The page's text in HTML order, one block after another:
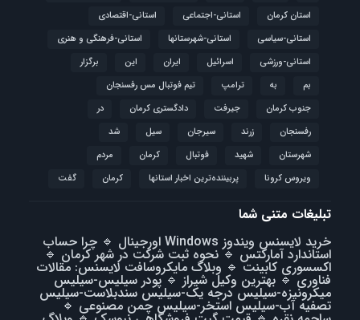
استان کرمان
استانی-اجتماعی
استانی-اقتصادی
استانی-سیاسی
استانی-شهرستانها
استانی-فرهنگی و هنری
استانی-ورزشی
اسرائیل ایران این
برگزار
بم
به ترامپ
تیم فوتبال مس رفسنجان
جنوب کرمان
جیرفت دادگستری کرمان
در
رفسنجان
زرند سیرجان سیل
شد
شهرستان
شهید فوتبال كرمان
مردم
ویروس کرونا
پربیننده‌ترین اخبار استانها کرمان گفت
تبلیغات متنی شما
خرید لایسنس ویندوز Windows اورجینال
🔹 چرا حساب
استاندارد آمارکتس 🔹نحوه ثبت شرکت در شهر کرمان 🔹
اکسسوری کابینت 🔹 وبلاگ مایکروسافت لایسنس: مقالات
فناوری🔹 بهترین وکیل شیراز 🔹پودر سیلیس-سیلیس
میکرونیزه-سیلیس درجه یک-سیلیس سندبلاست-سیلیس
تصفیه آب-سیلیس استخر-سیلیس چمن مصنوعی 🔹